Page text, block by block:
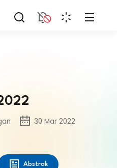
30 Mar 2022
Abstrak